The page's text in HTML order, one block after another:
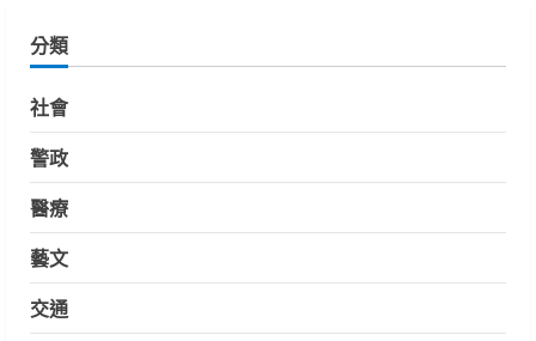
分類
社會
警政
醫療
藝文
交通